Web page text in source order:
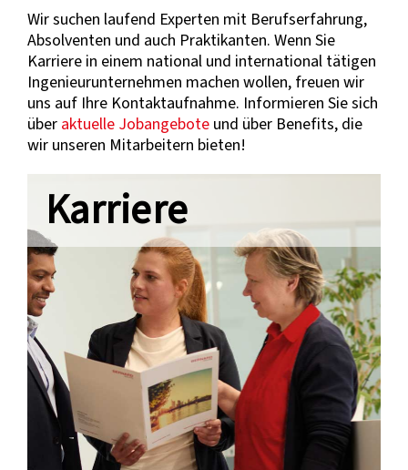
Wir suchen laufend Experten mit Berufserfahrung,
Absolventen und auch Praktikanten. Wenn Sie
Karriere in einem national und international tätigen
Ingenieurunternehmen machen wollen, freuen wir
uns auf Ihre Kontaktaufnahme. Informieren Sie sich
über aktuelle Jobangeboteund über Benefits, die
wir unseren Mitarbeitern bieten!
Karriere